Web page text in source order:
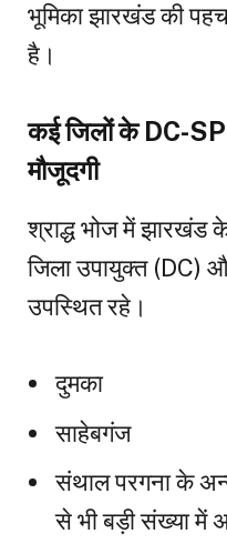
भूमिका झारखंड की
है।
कई जिलों के DC-SP
मौजूदगी
श्राद्ध भोज में
जिला उपायुक्त (DC)
उपस्थित रहे।
दुमका
साहेबगंज
संथाल परगना के
से भी बड़ी संख्या में